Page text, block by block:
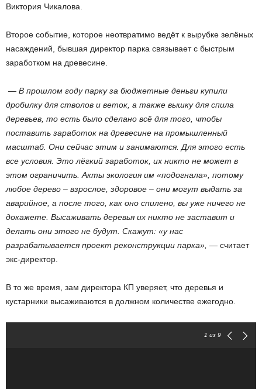
Виктория Чикалова.
Второе событие, которое неотвратимо ведёт к вырубке зелёных
насаждений, бывшая директор парка связывает с быстрым
заработком на древесине.
— В прошлом году парку за бюджетные деньги купили
дробилку для стволов и веток, а также вышку для спила
деревьев, то есть было сделано всё для того, чтобы
поставить заработок на древесине на промышленный
масштаб. Они сейчас этим и занимаются. Для этого есть
все условия. Это лёгкий заработок, их никто не может в
этом ограничить. Акты экология им «подогнала», потому
любое дерево – взрослое, здоровое – они могут выдать за
аварийное, а после того, как оно спилено, вы уже ничего не
докажете. Высаживать деревья их никто не заставит и
делать они этого не будут. Скажут: «у нас
разрабатывается проект реконструкции парка», — считает
экс-директор.
В то же время, зам директора КП уверяет, что деревья и
кустарники высаживаются в должном количестве ежегодно.
1 из 9